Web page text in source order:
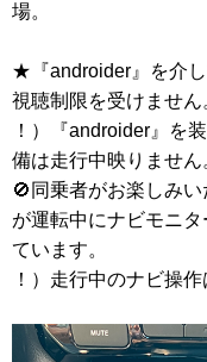
場。
★『androider』を介
視聴制限を受けません
！）『androider』を
備は走行中映りません
🚫同乗者がお楽しみ
が運転中にナビモニ
ています。
！）走行中のナビ操